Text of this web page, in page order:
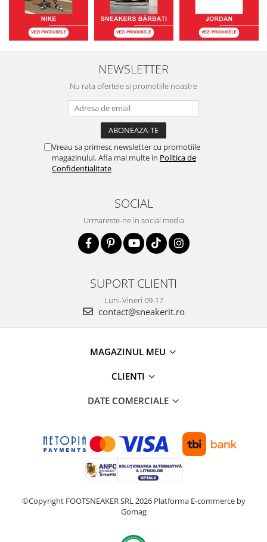
NEWSLETTER
Nu rata ofertele si promotiile noastre
Vreau sa primesc newsletter cu promotiile
magazinului. Afla mai multe in Politica de
Confidentialitate
SOCIAL
Urmareste-ne in social media
SUPORT CLIENTI
Luni-Vineri 09-17
contact@sneakerit.ro
MAGAZINUL MEU
CLIENTI
DATE COMERCIALE
©Copyright FOOTSNEAKER SRL 2026 Platforma E-commerce by
Gomag